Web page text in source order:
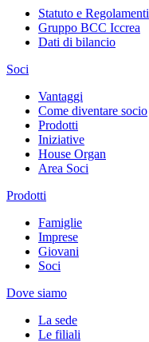
Statuto e Regolamenti
Gruppo BCC Iccrea
Dati di bilancio
Soci
Vantaggi
Come diventare socio
Prodotti
Iniziative
House Organ
Area Soci
Prodotti
Famiglie
Imprese
Giovani
Soci
Dove siamo
La sede
Le filiali